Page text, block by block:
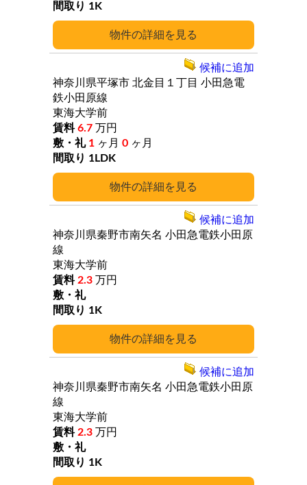
詳細
1K
詳細
神奈川県平塚市 北金目１丁目 小田急電
鉄小田原線
東海大学前
6.7 万円
1 ヶ月 0 ヶ月
1LDK
候補に追加
詳細
神奈川県秦野市南矢名 小田急電鉄小田原
線
東海大学前
2.3 万円
1K
候補に追加
神奈川県秦野市南矢名 小田急電鉄小田原
線
東海大学前
2.3 万円
1K
候補に追加